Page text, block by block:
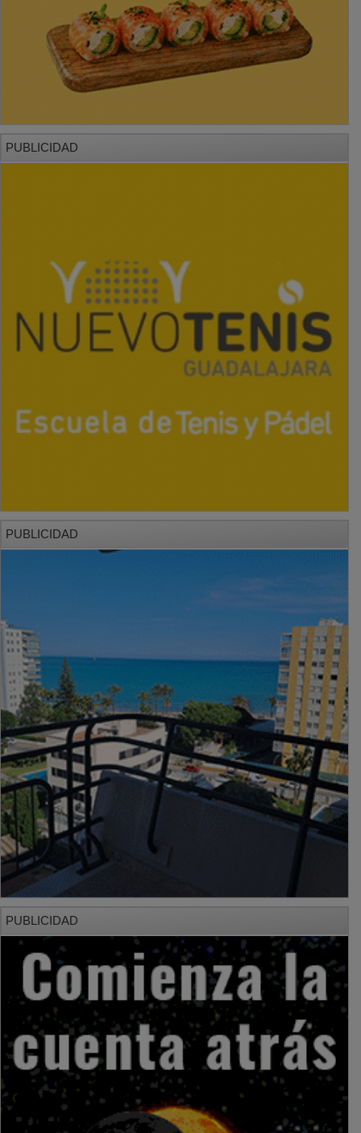
PUBLICIDAD
PUBLICIDAD
PUBLICIDAD